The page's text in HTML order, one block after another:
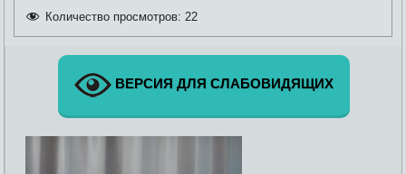
Количество просмотров: 22
ВЕРСИЯ ДЛЯ СЛАБОВИДЯЩИХ